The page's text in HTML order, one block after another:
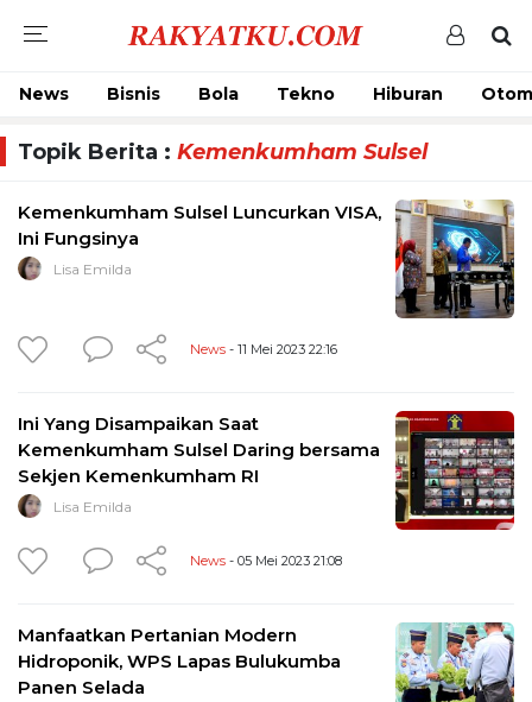
News Bisnis Bola Tekno Hiburan
Topik Berita : Kemenkumham Sulsel
Kemenkumham Sulsel Luncurkan VISA,
Ini Fungsinya
Lisa Emilda
News - 11 Mei 2023 22:16
Ini Yang Disampaikan Saat
Kemenkumham Sulsel Daring bersama
Sekjen Kemenkumham RI
Lisa Emilda
News - 05 Mei 2023 21:08
Manfaatkan Pertanian Modern
Hidroponik, WPS Lapas Bulukumba
Panen Selada